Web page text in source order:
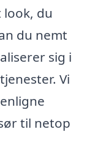
look, du
du nemt
sig i
Vi
til netop